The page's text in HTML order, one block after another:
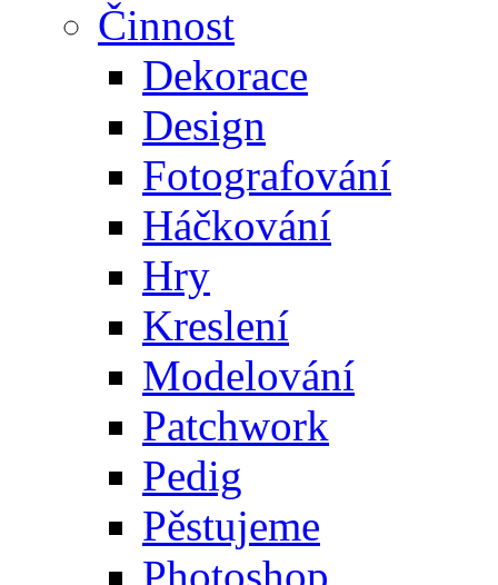
Činnost
Dekorace
Design
Fotografování
Háčkování
Hry
Kreslení
Modelování
Patchwork
Pedig
Pěstujeme